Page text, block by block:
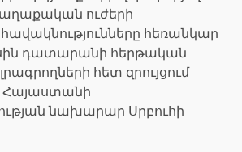
ուժերի
հեռանկար
դատարանի հերթական
հետ զրույցում
Հայաստանի
նախարար Սրբուհի